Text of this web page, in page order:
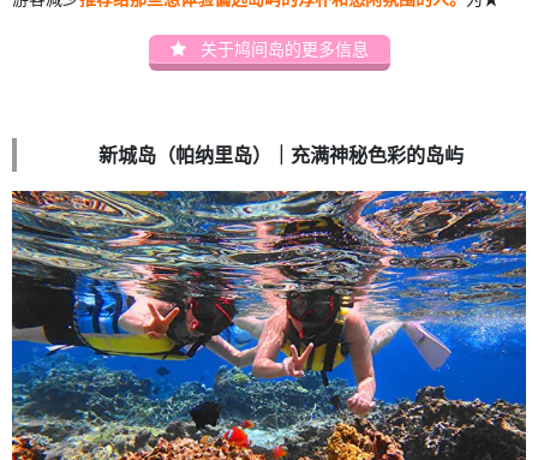
关于鸠间岛的更多信息
新城岛（帕纳里岛）｜充满神秘色彩的岛屿